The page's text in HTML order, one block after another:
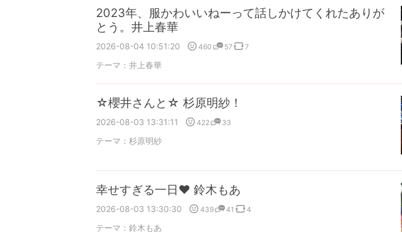
2023年、服かわいいねーって話しかけてくれたありが
とう。井上春華
2026-08-04 10:51:20 460 57 7
テーマ： 井上春華
☆櫻井さんと☆ 杉原明紗！
2026-08-03 13:31:11 422 33
テーマ： 杉原明紗
幸せすぎる一日❤️ 鈴木もあ
2026-08-03 13:30:30 439 41 4
テーマ： 鈴木もあ